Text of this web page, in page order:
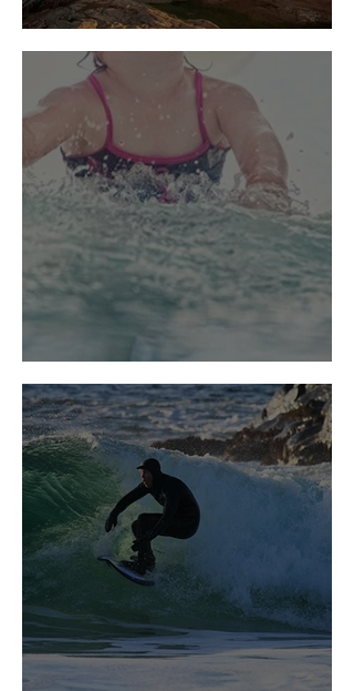
Lindesnes fyr
Sørlandsbadet